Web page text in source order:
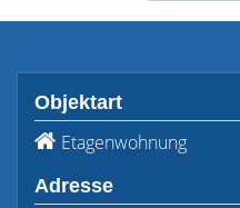
Objektart
Etagenwohnung
Adresse